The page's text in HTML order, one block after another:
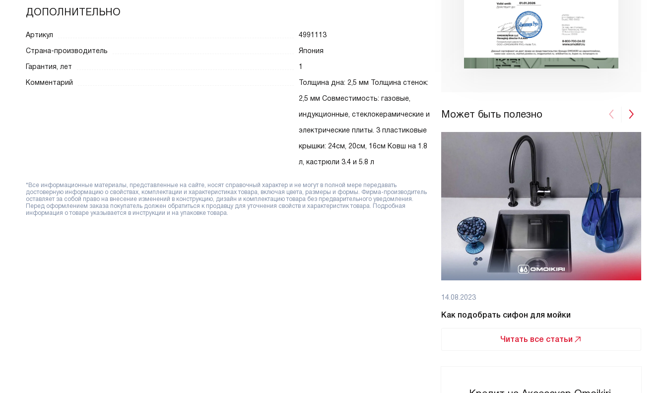
Может быть полезно
14.08.2023
Как подобрать сифон для мойки
Читать все статьи
ДОПОЛНИТЕЛЬНО
Артикул
4991113
Страна-производитель
Япония
Гарантия, лет
1
Комментарий
Толщина дна: 2,5 мм Толщина стенок:
2,5 мм Совместимость: газовые,
индукционные, стеклокерамические и
электрические плиты. 3 пластиковые
крышки: 24см, 20см, 16см Ковш на 1.8
л, кастрюли 3.4 и 5.8 л
*Все информационные материалы, представленные на сайте, носят справочный характер и не могут в полной мере передавать
достоверную информацию о свойствах, комплектации и характеристиках товара, включая цвета, размеры и формы. Фирма-производитель
оставляет за собой право на внесение изменений в конструкцию, дизайн и комплектацию товара без предварительного уведомления.
Перед оформлением заказа покупатель должен обратиться к продавцу для уточнения свойств и характеристик товара. Подробная
информация о товаре указывается в инструкции и на упаковке товара.